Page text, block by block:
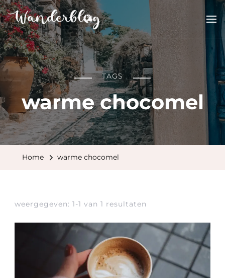
Wanderblog
reisverhalen en inspiratie
TAGS
warme chocomel
Home warme chocomel
weergegeven: 1-1 van 1 resultaten